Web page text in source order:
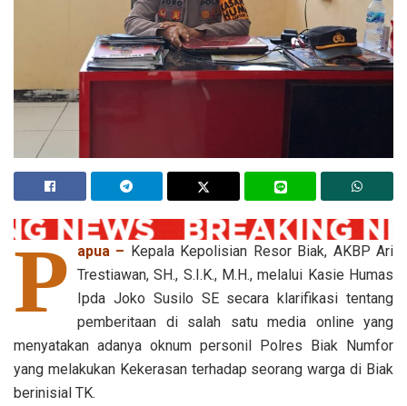
P apua – Kepala Kepolisian Resor Biak, AKBP Ari
Trestiawan, SH., S.I.K., M.H., melalui Kasie Humas
Ipda Joko Susilo SE secara klarifikasi tentang
pemberitaan di salah satu media online yang
menyatakan adanya oknum personil Polres Biak Numfor
yang melakukan Kekerasan terhadap seorang warga di Biak
berinisial TK.